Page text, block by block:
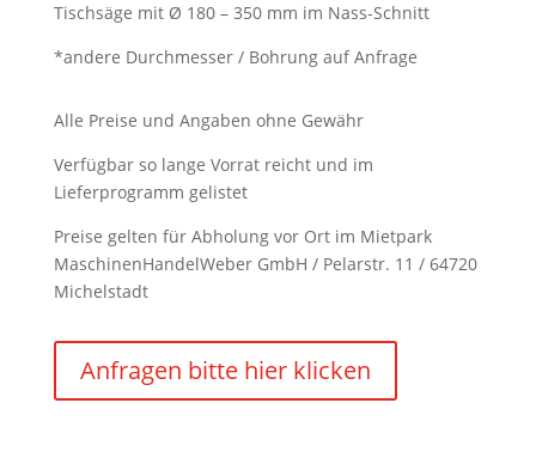
Tischsäge mit Ø 180 – 350 mm im Nass-Schnitt
*andere Durchmesser / Bohrung auf Anfrage
Alle Preise und Angaben ohne Gewähr
Verfügbar so lange Vorrat reicht und im
Lieferprogramm gelistet
Preise gelten für Abholung vor Ort im Mietpark
MaschinenHandelWeber GmbH / Pelarstr. 11 / 64720
Michelstadt
Anfragen bitte hier klicken